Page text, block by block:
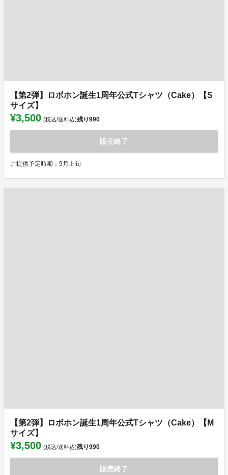
【第2弾】ロボホン誕生1周年公式Tシャツ（Cake）【S
サイズ】
¥3,500 (税込/送料込)残り990
販売終了
ご提供予定時期：9月上旬
【第2弾】ロボホン誕生1周年公式Tシャツ（Cake）【M
サイズ】
¥3,500 (税込/送料込)残り990
販売終了